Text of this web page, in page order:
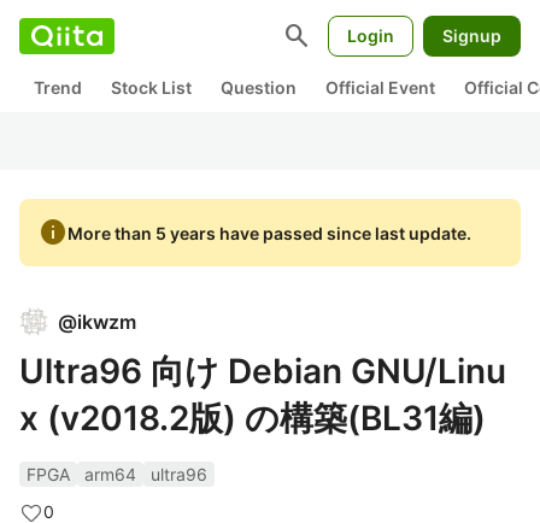
search Login Signup
Trend Stock List Question Official Event Official
infoMore than 5 years have passed since last update.
@ikwzm
Ultra96 向け Debian GNU/Linu
x (v2018.2版) の構築(BL31編)
FPGA arm64
ultra96
0